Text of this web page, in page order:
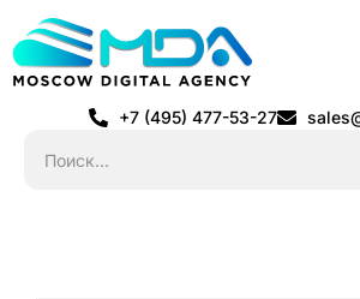
+7 (495) 477-53-27